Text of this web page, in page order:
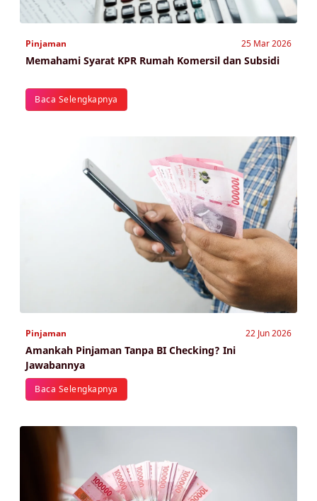
Pinjaman 25 Mar 2026
Memahami Syarat KPR Rumah Komersil dan Subsidi
Baca Selengkapnya
Pinjaman 22 Jun 2026
Amankah Pinjaman Tanpa BI Checking? Ini
Jawabannya
Baca Selengkapnya